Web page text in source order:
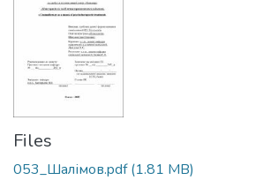
Files
053_Шалімов.pdf(1.81 MB)